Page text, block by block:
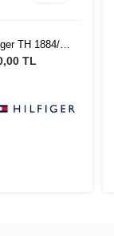
TH 1884/S
Güneş
TL